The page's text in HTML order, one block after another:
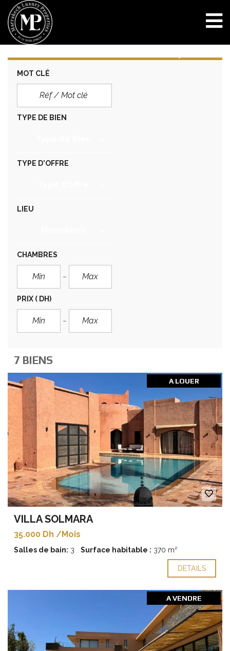
MOT CLÉ
TYPE DE BIEN
TYPE D'OFFRE
LIEU
CHAMBRES
PRIX ( DH)
7 BIENS
A LOUER
VILLA SOLMARA
35.000 Dh /Mois
Salles de bain: 3 Surface habitable : 370 m²
DETAILS
A VENDRE